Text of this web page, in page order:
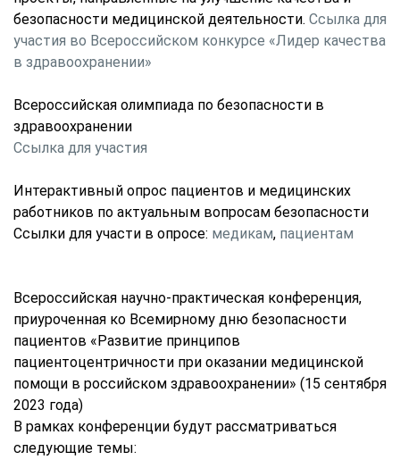
безопасности медицинской деятельности. Ссылка для
участия во Всероссийском конкурсе «Лидер качества
в здравоохранении»
Всероссийская олимпиада по безопасности в
здравоохранении
Ссылка для участия
Интерактивный опрос пациентов и медицинских
работников по актуальным вопросам безопасности
Ссылки для участи в опросе: медикам, пациентам
Всероссийская научно-практическая конференция,
приуроченная ко Всемирному дню безопасности
пациентов «Развитие принципов
пациентоцентричности при оказании медицинской
помощи в российском здравоохранении» (15 сентября
2023 года)
В рамках конференции будут рассматриваться
следующие темы: